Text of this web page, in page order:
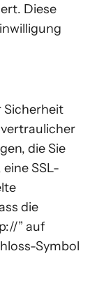
Diese
Sicherheit
die Sie
SSL-
die
” auf
Symbol